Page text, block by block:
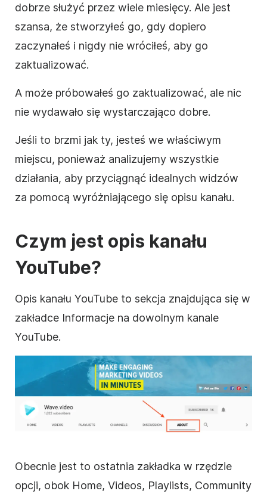
dobrze służyć przez wiele miesięcy. Ale jest
szansa, że stworzyłeś go, gdy dopiero
zaczynałeś i nigdy nie wróciłeś, aby go
zaktualizować.
A może próbowałeś go zaktualizować, ale nic
nie wydawało się wystarczająco dobre.
Jeśli to brzmi jak ty, jesteś we właściwym
miejscu, ponieważ analizujemy wszystkie
działania, aby przyciągnąć idealnych widzów
za pomocą wyróżniającego się opisu kanału.
Czym jest opis kanału
YouTube?
Opis kanału YouTube to sekcja znajdująca się w
zakładce Informacje na dowolnym kanale
YouTube.
Obecnie jest to ostatnia zakładka w rzędzie
opcji, obok Home, Videos, Playlists, Community